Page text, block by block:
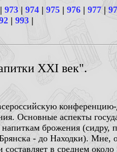
| 973 | 974 | 975 | 976 | 977|
| 993 |
ХХI век".
конференцию-
Основные аспекты
брожения (сидру,
- до Находки). Мне,
составляет в среднем